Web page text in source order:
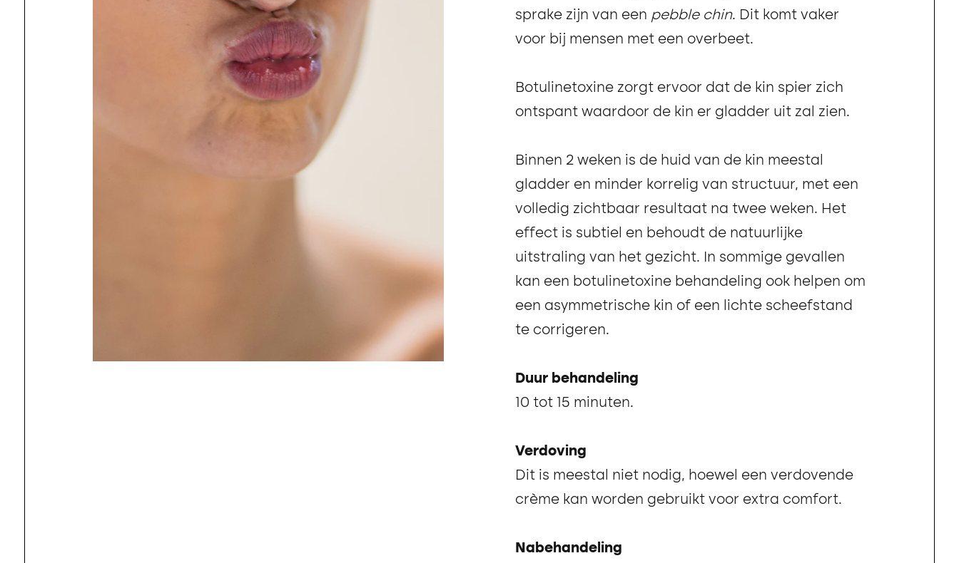
sprake zijn van een pebble chin. Dit komt vaker
voor bij mensen met een overbeet.
Botulinetoxine zorgt ervoor dat de kin spier zich
ontspant waardoor de kin er gladder uit zal zien.
Binnen 2 weken is de huid van de kin meestal
gladder en minder korrelig van structuur, met een
volledig zichtbaar resultaat na twee weken. Het
effect is subtiel en behoudt de natuurlijke
uitstraling van het gezicht. In sommige gevallen
kan een botulinetoxine behandeling ook helpen om
een asymmetrische kin of een lichte scheefstand
te corrigeren.
Duur behandeling
10 tot 15 minuten.
Verdoving
Dit is meestal niet nodig, hoewel een verdovende
crème kan worden gebruikt voor extra comfort.
Nabehandeling